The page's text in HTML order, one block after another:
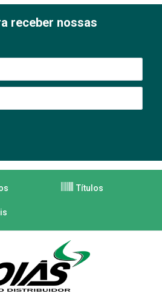
receber nossas
Títulos